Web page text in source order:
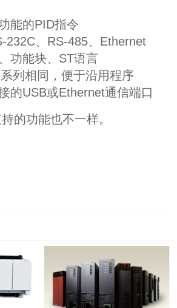
能的PID指令
232C、 RS-485、 Ethernet
功能块、 ST语言
系列相同，便于沿用程序
的USB或Ethernet通信端口
的功能也不一样。